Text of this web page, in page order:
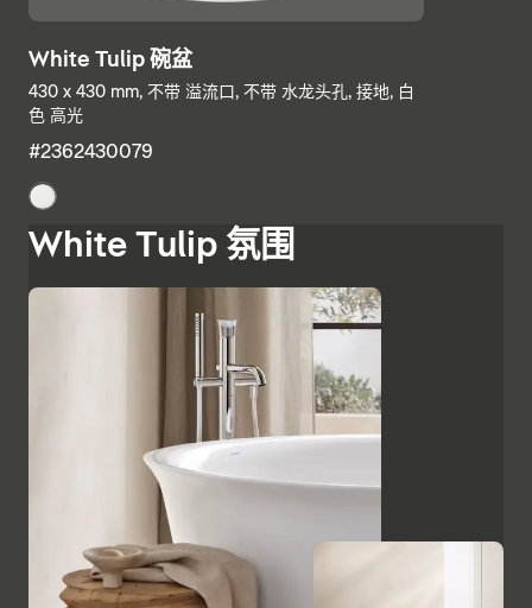
White Tulip 碗盆
430 x 430 mm, 不带 溢流口, 不带 水龙头孔, 接地, 白
色 高光
#2362430079
White Tulip 氛围